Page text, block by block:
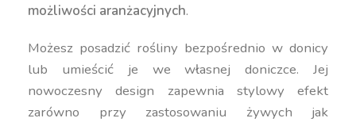
możliwości aranżacyjnych.
Możesz posadzić rośliny bezpośrednio w donicy
lub umieścić je we własnej doniczce. Jej
nowoczesny design zapewnia stylowy efekt
zarówno przy zastosowaniu żywych jak